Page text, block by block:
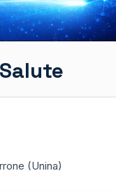
(Unina)